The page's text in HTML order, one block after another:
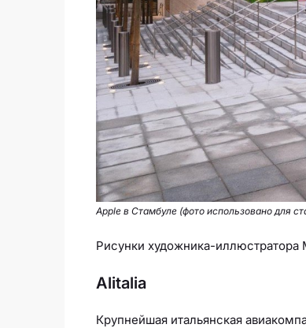
Apple в Стамбуле (фото использовано для
Рисунки художника-иллюстратора
Alitalia
Крупнейшая итальянская